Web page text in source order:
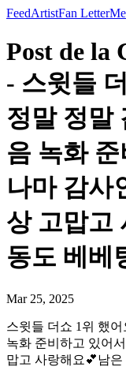
FeedArtistFan Letter
Post de la
- 스윗들
정말 정말
음 녹화
나마 감사
상 고맙고
동도 베베
Mar 25, 2025
스윗들 더쇼 1위 했
녹화 준비하고 있어
맙고 사랑해요💕남